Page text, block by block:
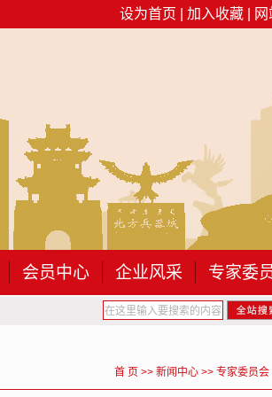
设为首页 加入收藏
会员中心 企业风采 专家委
全流程合规重塑与规... 关于开展“建设工程春节后复
首 页 >> 新闻中心 >> 专家委员会